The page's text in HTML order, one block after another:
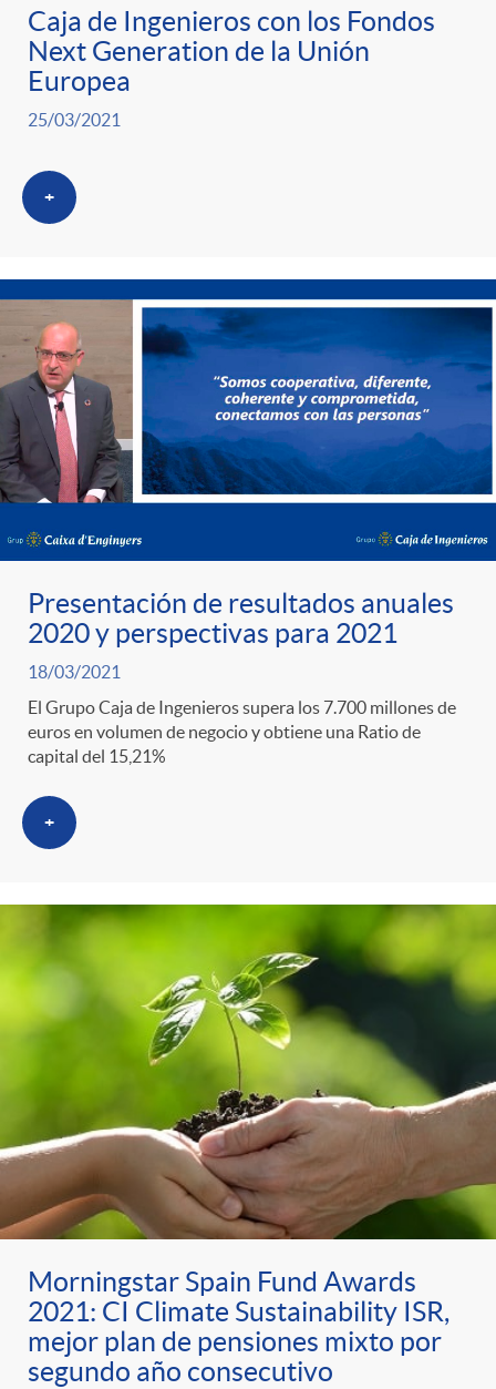
Caja de Ingenieros con los Fondos
Next Generation de la Unión
Europea
25/03/2021
+
Presentación de resultados anuales
2020 y perspectivas para 2021
18/03/2021
El Grupo Caja de Ingenieros supera los 7.700 millones de
euros en volumen de negocio y obtiene una Ratio de
capital del 15,21%
+
Morningstar Spain Fund Awards
2021: CI Climate Sustainability ISR,
mejor plan de pensiones mixto por
segundo año consecutivo